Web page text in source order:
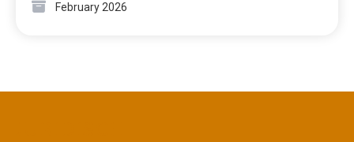
February 2026